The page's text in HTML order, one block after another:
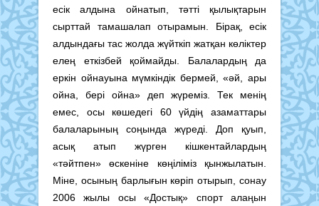
есік алдына ойнатып, тәтті қылықтарын
сырттай тамашалап отырамын. Бірақ, есік
алдындағы тас жолда жүйткіп жатқан көліктер
елең еткізбей қоймайды. Балалардың да
еркін ойнауына мүмкіндік бермей, «әй, ары
ойна, бері ойна» деп жүреміз. Тек менің
емес, осы көшедегі 60 үйдің азаматтары
балаларының соңында жүреді. Доп қуып,
асық атып жүрген кішкентайлардың
«тәйтпен» өскеніне көңіліміз қынжылатын.
Міне, осының барлығын көріп отырып, сонау
2006 жылы осы «Достық» спорт алаңын